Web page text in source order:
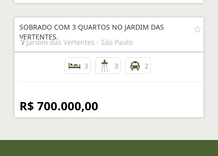
SOBRADO COM 3 QUARTOS NO JARDIM DAS
VERTENTES.
Jardim das Vertentes - São Paulo
3 3 2
R$ 700.000,00